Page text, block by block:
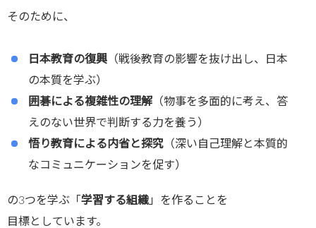
そのために、
日本教育の復興 （戦後教育の影響を抜け出し、日本
の本質を学ぶ）
囲碁による複雑性の理解 （物事を多面的に考え、答
えのない世界で判断する力を養う）
悟り教育による内省と探究 （深い自己理解と本質的
なコミュニケーションを促す）
の3つを学ぶ「 学習する組織 」を作ることを
目標としています。